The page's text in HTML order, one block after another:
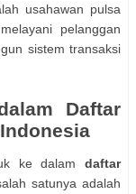
usahawan pulsa
pelanggan
sistem transaksi
Daftar
ke dalam daftar
satunya adalah